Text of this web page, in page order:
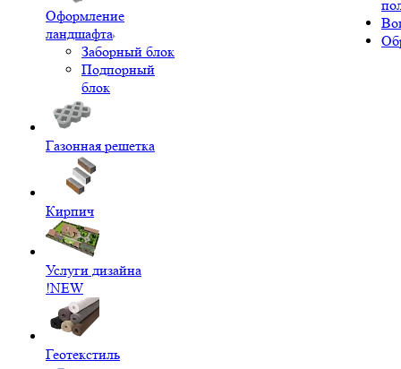
Оформление
ландшафта
Заборный блок
Подпорный
блок
Газонная решетка
Кирпич
Услуги дизайна
!NEW
Геотекстиль